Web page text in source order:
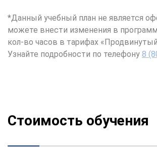
*Данный учебный план не является
можете внести изменения в
кол-во часов в тарифах
Узнайте подробности по телефону 8
Стоимость обучения